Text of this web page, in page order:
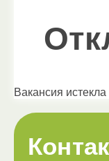
Вакансия истекла